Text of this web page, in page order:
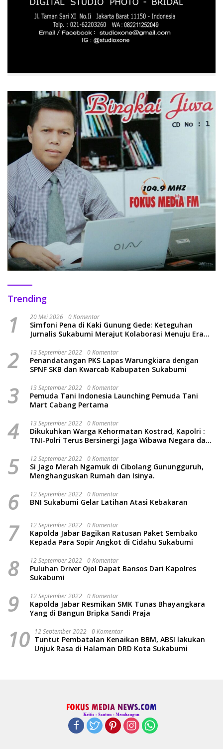
Trending
1 20 Mei 2026 0 Komentar
Simfoni Pena di Kaki Gunung Gede: Keteguhan
Jurnalis Sukabumi Merajut Kolaborasi Menuju Era
2 13 September 2022 0 Komentar
Penandatangan PKS Lapas Warungkiara dengan
SPNF SKB dan Kwarcab Kabupaten Sukabumi
3 13 September 2022 0 Komentar
Pemuda Tani Indonesia Launching Pemuda Tani
Mart Cabang Pertama
4 13 September 2022 0 Komentar
Dikukuhkan Warga Kehormatan Kostrad, Kapolri :
TNI-Polri Terus Bersinergi Jaga Wibawa Negara dan
5 12 September 2022 0 Komentar
Si Jago Merah Ngamuk di Cibolang Gunungguruh,
Menghanguskan Rumah dan Isinya.
6 12 September 2022 0 Komentar
BNI Sukabumi Gelar Latihan Atasi Kebakaran
7 12 September 2022 0 Komentar
Kapolda Jabar Bagikan Ratusan Paket Sembako
Kepada Para Sopir Angkot di Cidahu Sukabumi
8 12 September 2022 0 Komentar
Puluhan Driver Ojol Dapat Bansos Dari Kapolres
Sukabumi
9 12 September 2022 0 Komentar
Kapolda Jabar Resmikan SMK Tunas Bhayangkara
Yang di Bangun Bripka Sandi Praja
10 12 September 2022 0 Komentar
Tuntut Pembatalan Kenaikan BBM, ABSI lakukan
Unjuk Rasa di Halaman DRD Kota Sukabumi